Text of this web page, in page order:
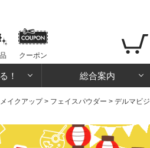
クーポン
！ 総合案内
メイクアップ> フェイスパウダー > デルマビジ